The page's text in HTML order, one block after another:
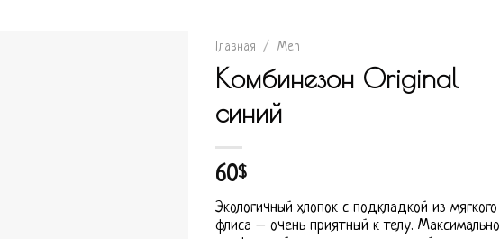
Главная / Men
Комбинезон Original
синий
60$
Экологичный хлопок с подкладкой из мягкого
флиса – очень приятный к телу. Максимально